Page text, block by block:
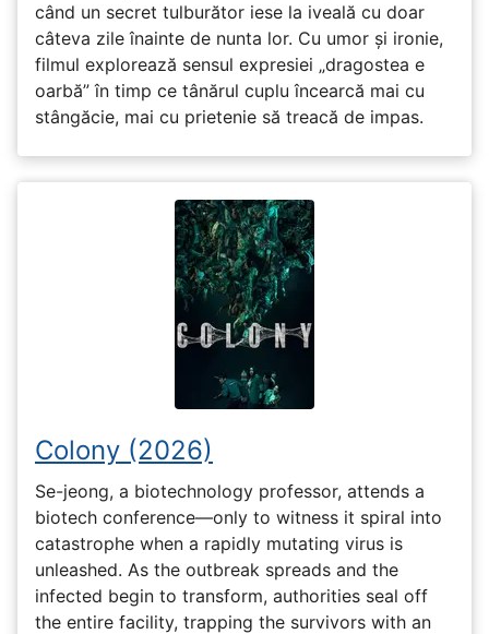
când un secret tulburător iese la iveală cu doar
câteva zile înainte de nunta lor. Cu umor și ironie,
filmul explorează sensul expresiei „dragostea e
oarbă” în timp ce tânărul cuplu încearcă mai cu
stângăcie, mai cu prietenie să treacă de impas.
Colony (2026)
Se-jeong, a biotechnology professor, attends a
biotech conference—only to witness it spiral into
catastrophe when a rapidly mutating virus is
unleashed. As the outbreak spreads and the
infected begin to transform, authorities seal off
the entire facility, trapping the survivors with an